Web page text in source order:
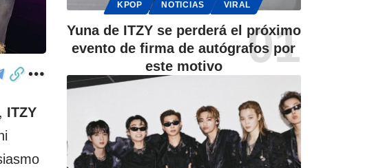
ITZY
KPOP NOTICIAS VIRAL
Yuna de ITZY se perderá el próximo
evento de firma de autógrafos por
este motivo